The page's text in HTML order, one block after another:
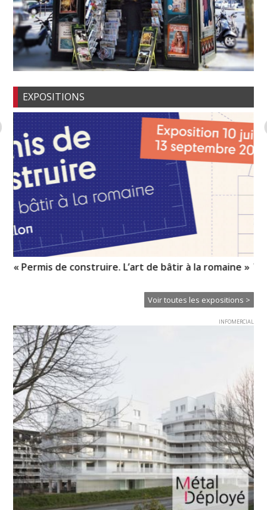
EXPOSITIONS
« Permis de construire. L’art de bâtir à la romaine »
Voir toutes les expositions >
INFOMERCIAL